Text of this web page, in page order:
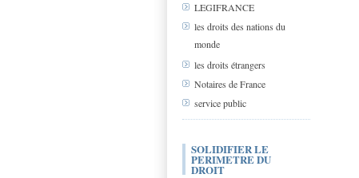
LEGIFRANCE
les droits des nations du
monde
les droits étrangers
Notaires de France
service public
SOLIDIFIER LE
PERIMETRE DU
DROIT